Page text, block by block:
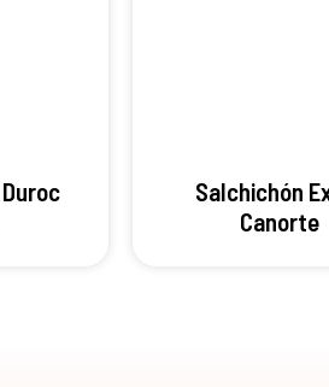
Salchichón
Canorte